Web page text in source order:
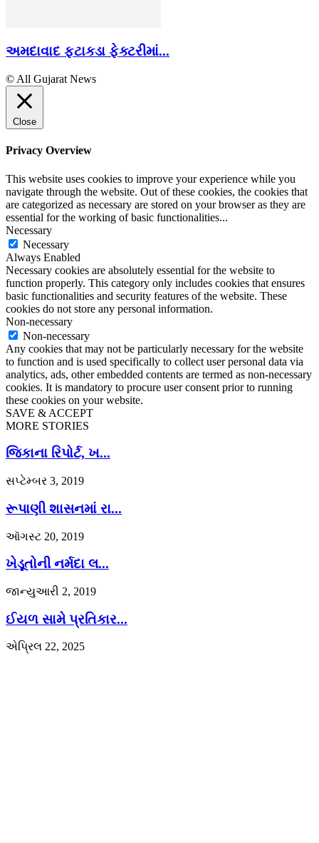
અમદાવાદ ફટાકડા ફેક્ટરીમાં...
© All Gujarat News
Close
Privacy Overview
This website uses cookies to improve your experience while you
navigate through the website. Out of these cookies, the cookies that
are categorized as necessary are stored on your browser as they are
essential for the working of basic functionalities...
Necessary
Necessary
Always Enabled
Necessary cookies are absolutely essential for the website to
function properly. This category only includes cookies that ensures
basic functionalities and security features of the website. These
cookies do not store any personal information.
Non-necessary
Non-necessary
Any cookies that may not be particularly necessary for the website
to function and is used specifically to collect user personal data via
analytics, ads, other embedded contents are termed as non-necessary
cookies. It is mandatory to procure user consent prior to running
these cookies on your website.
SAVE & ACCEPT
MORE STORIES
જિકાના રિપોર્ટ, ખ...
સપ્ટેમ્બર 3, 2019
રૂપાણી શાસનમાં રા...
ઑગસ્ટ 20, 2019
ખેડૂતોની નર્મદા લ...
જાન્યુઆરી 2, 2019
ઈયળ સામે પ્રતિકાર...
એપ્રિલ 22, 2025